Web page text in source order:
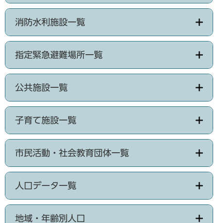
消防水利施設一覧
指定緊急避難場所一覧
公共施設一覧
子育て施設一覧
市民活動・社会教育団体一覧
人口データ一覧
地域・年齢別人口